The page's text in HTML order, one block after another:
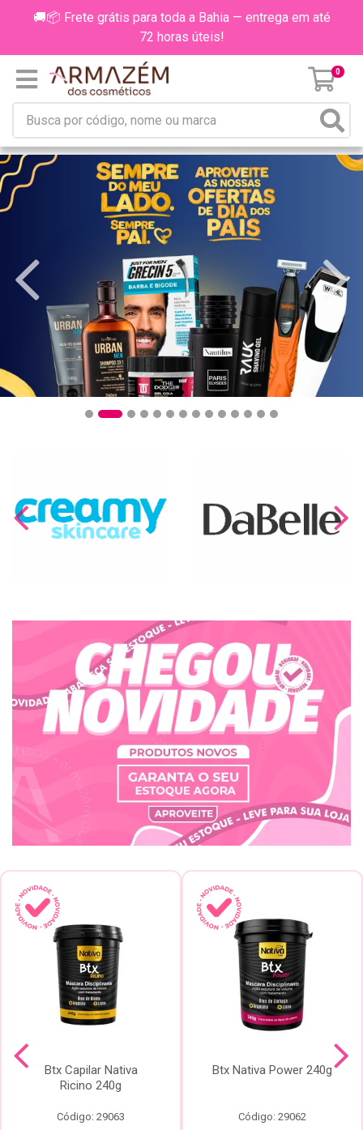
🚚📦 Frete grátis para toda a Bahia — entrega em até
72 horas úteis!
0
Btx Capilar Nativa
Ricino 240g
Código: 29063
Btx Nativa Power 240g
Código: 29062